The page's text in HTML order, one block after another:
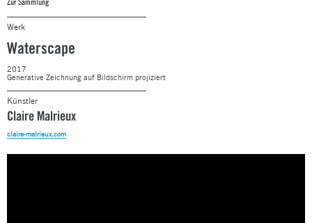
Zur Sammlung
Werk
Waterscape
2017
Generative Zeichnung auf Bildschirm projiziert
Künstler
Claire Malrieux
claire-malrieux.com